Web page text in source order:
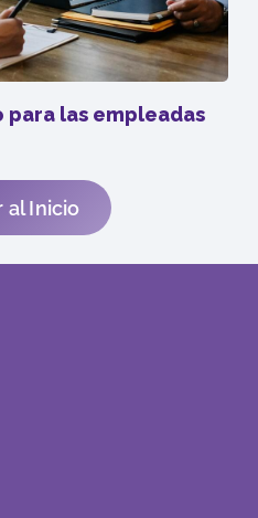
las empleadas
al Inicio